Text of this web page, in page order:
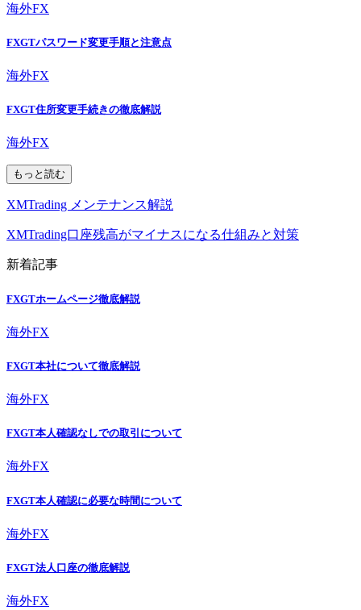
海外FX
FXGTパスワード変更手順と注意点
海外FX
FXGT住所変更手続きの徹底解説
海外FX
もっと読む
XMTrading メンテナンス解説
XMTrading口座残高がマイナスになる仕組みと対策
新着記事
FXGTホームページ徹底解説
海外FX
FXGT本社について徹底解説
海外FX
FXGT本人確認なしでの取引について
海外FX
FXGT本人確認に必要な時間について
海外FX
FXGT法人口座の徹底解説
海外FX